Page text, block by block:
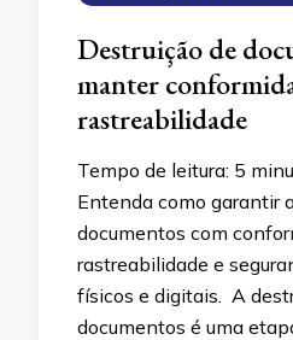
Destruição de
manter
rastreabilidade
Tempo de leitura: 5
Entenda como garantir
documentos com
rastreabilidade e
físicos e digitais. A
documentos é uma